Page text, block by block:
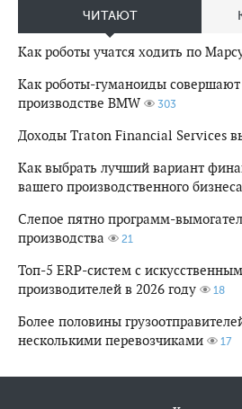
ЧИТАЮТ
Как роботы учатся ходить по
Как роботы-гуманоиды
производстве BMW
303
Доходы Traton Financial Services
Как выбрать лучший вариант
вашего производственного бизнеса
Слепое пятно программ-
производства
21
Топ-5 ERP-систем с
производителей в 2026 году
18
Более половины
несколькими перевозчиками
17